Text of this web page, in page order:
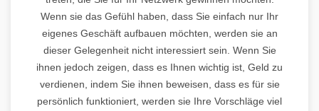
Wenn sie das Gefühl haben, dass Sie einfach nur Ihr
eigenes Geschäft aufbauen möchten, werden sie an
dieser Gelegenheit nicht interessiert sein. Wenn Sie
ihnen jedoch zeigen, dass es Ihnen wichtig ist, Geld zu
verdienen, indem Sie ihnen beweisen, dass es für sie
persönlich funktioniert, werden sie Ihre Vorschläge viel